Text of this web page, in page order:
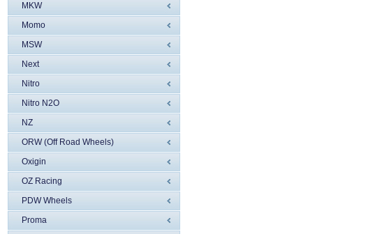
MKW
Momo
MSW
Next
Nitro
Nitro N2O
NZ
ORW (Off Road Wheels)
Oxigin
OZ Racing
PDW Wheels
Proma